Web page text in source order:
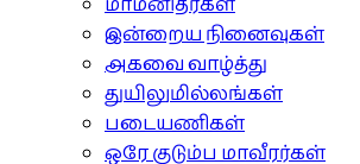
இன்றைய நினைவுகள்
அகவை வாழ்த்து
துயிலுமில்லங்கள்
படையணிகள்
ஒரே குடும்ப மாவீரர்கள்